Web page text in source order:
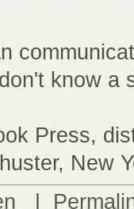
know a
Press,
New
|